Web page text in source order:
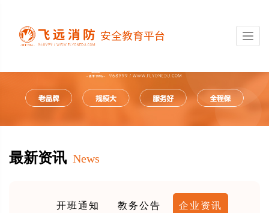
最新资讯 News
开班通知 教务公告 企业资讯